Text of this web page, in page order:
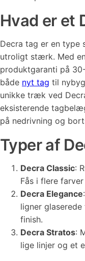
Hvad er et
Decra tag er en type
utroligt stærk. Med
produktgaranti på
både nyt tag til
unikke træk ved
eksisterende
på nedrivning og
Typer af
Decra Classic:
Fås i flere
Decra Elegance
ligner
finish.
Decra Stratos:
lige linjer og et